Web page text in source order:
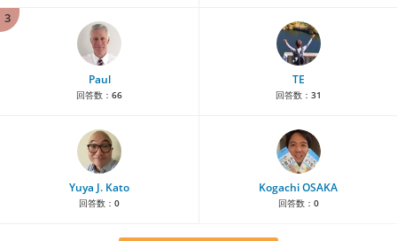
3
Paul
回答数： 66
TE
回答数： 31
Yuya J. Kato
回答数： 0
Kogachi OSAKA
回答数： 0